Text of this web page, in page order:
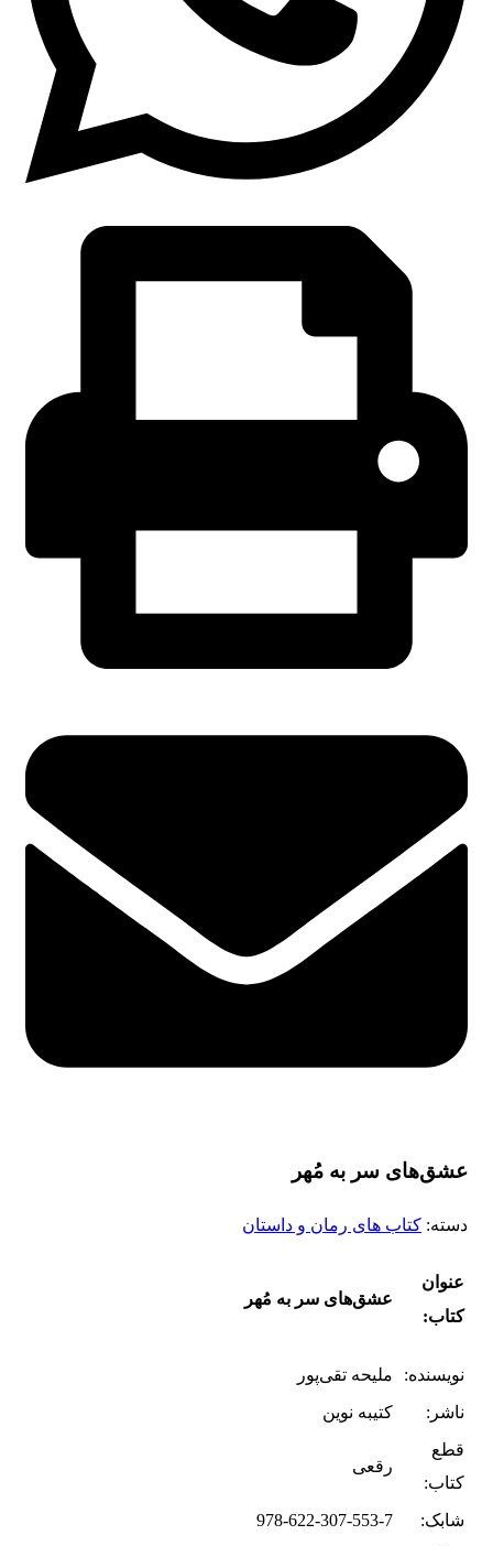
عشق‌های سر به مُهر
دسته: کتاب های رمان و داستان
عنوان
کتاب:
عشق‌های سر به مُهر
نویسنده:
ملیحه تقی‌پور
ناشر:
کتیبه نوین
قطع
کتاب:
رقعی
شابک:
978-622-307-553-7